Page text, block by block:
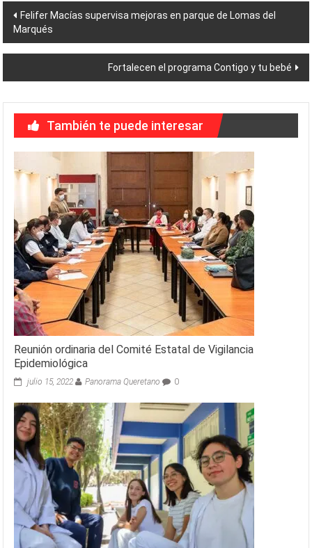
Navegación
de
Felifer Macías supervisa mejoras en parque de Lomas del
Marqués
Fortalecen el programa Contigo y tu bebé
También te puede interesar
Reunión ordinaria del Comité Estatal de Vigilancia
Epidemiológica
julio 15, 2022 Panorama Queretano 0